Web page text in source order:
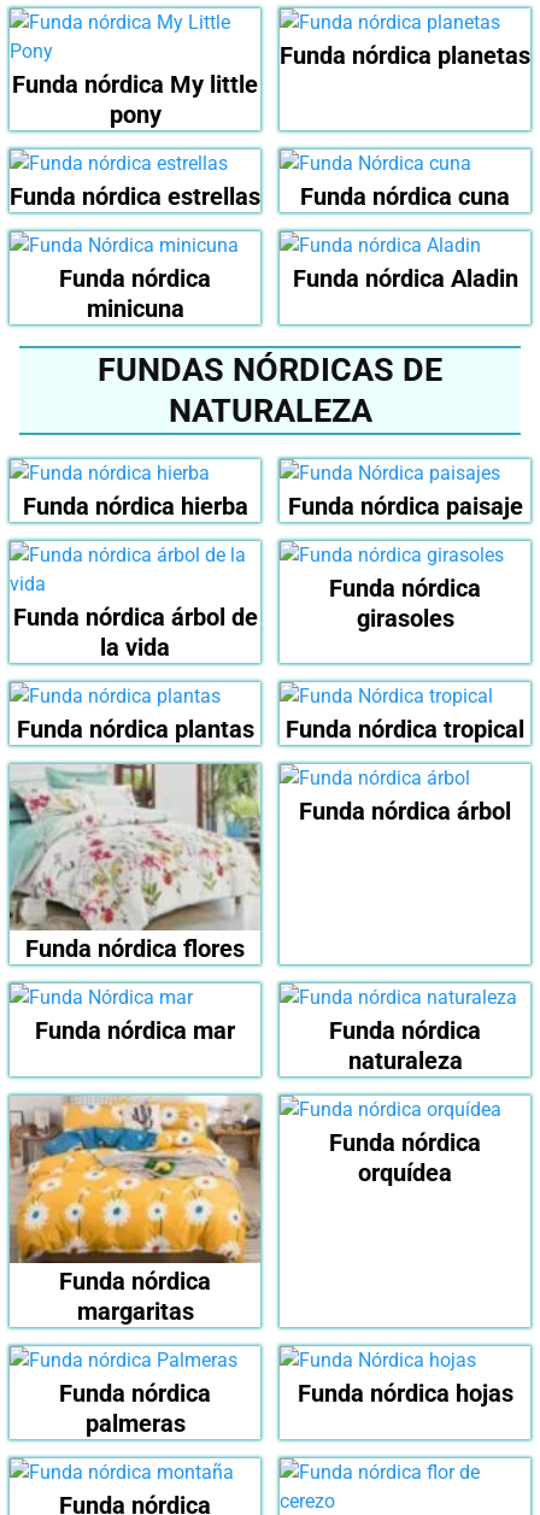
Funda nórdica My little
pony
Funda nórdica planetas
Funda nórdica estrellas Funda nórdica cuna
Funda nórdica
minicuna
Funda nórdica Aladin
FUNDAS NÓRDICAS DE
NATURALEZA
Funda nórdica hierba Funda nórdica paisaje
Funda nórdica árbol de
la vida
Funda nórdica
girasoles
Funda nórdica plantas Funda nórdica tropical
Funda nórdica flores
Funda nórdica árbol
Funda nórdica mar
Funda nórdica
naturaleza
Funda nórdica
margaritas
Funda nórdica
orquídea
Funda nórdica
palmeras
Funda nórdica hojas
Funda nórdica